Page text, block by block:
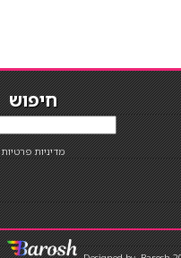
חיפוש
מדיניות פרטיות